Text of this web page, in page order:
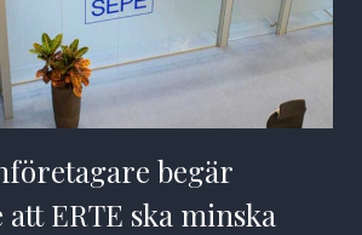
begär
ERTE ska minska